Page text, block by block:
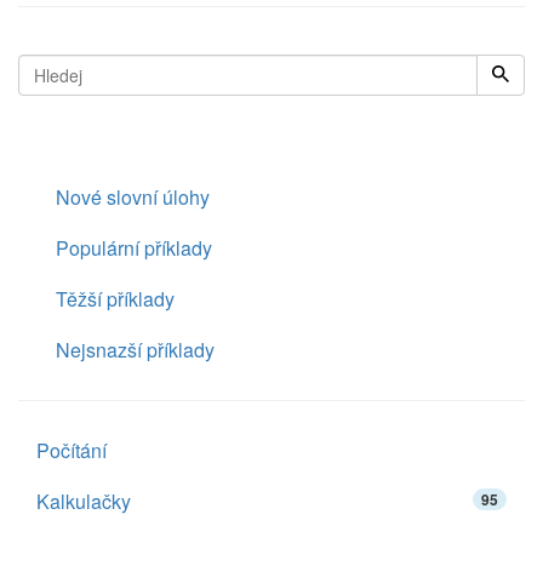
Nové slovní úlohy
Populární příklady
Těžší příklady
Nejsnazší příklady
Počítání
Kalkulačky
95